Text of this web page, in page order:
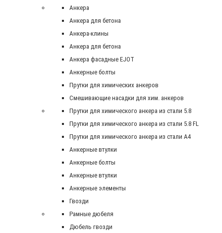
Анкера
Анкера для бетона
Анкера-клины
Анкера для бетона
Анкера фасадные EJOT
Анкерные болты
Прутки для химических анкеров
Смешивающие насадки для хим. анкеров
Прутки для химического анкера из стали 5.8
Прутки для химического анкера из стали 5.8 FL
Прутки для химического анкера из стали А4
Анкерные втулки
Анкерные болты
Анкерные втулки
Анкерные элементы
Гвозди
Рамные дюбеля
Дюбель гвозди